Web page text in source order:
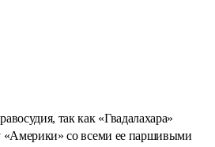
так как «Гвадалахара»
«Америки» со всеми ее паршивыми